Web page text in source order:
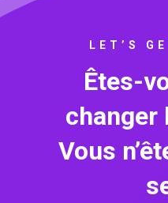
LET’S
Êtes-
changer
Vous